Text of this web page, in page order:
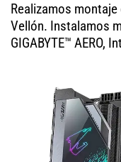
Realizamos montaje
Vellón. Instalamos
GIGABYTE™ AERO,